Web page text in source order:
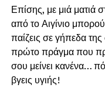
Επίσης, με μιά ματιά
από το Αιγίνιο
παίζεις σε γήπεδα
πρώτο πράγμα που
σου μείνει κανένα…
βγεις υγιής!